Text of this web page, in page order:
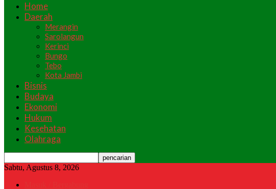
Home
Daerah
Merangin
Sarolangun
Kerinci
Bungo
Tebo
Kota Jambi
Bisnis
Budaya
Ekonomi
Hukum
Kesehatan
Olahraga
Sabtu, Agustus 8, 2026